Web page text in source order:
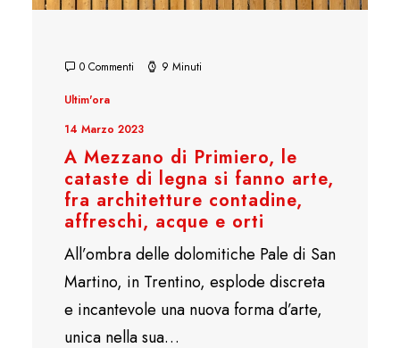
0 Commenti 9 Minuti
Ultim'ora
14 Marzo 2023
A Mezzano di Primiero, le
cataste di legna si fanno arte,
fra architetture contadine,
affreschi, acque e orti
All’ombra delle dolomitiche Pale di San
Martino, in Trentino, esplode discreta
e incantevole una nuova forma d’arte,
unica nella sua…